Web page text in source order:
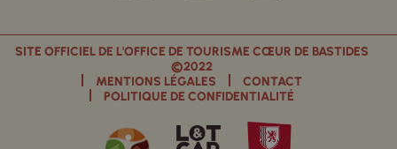
SITE OFFICIEL DE L'OFFICE DE TOURISME CŒUR DE BASTIDES
©2022
MENTIONS LÉGALES
CONTACT
POLITIQUE DE CONFIDENTIALITÉ